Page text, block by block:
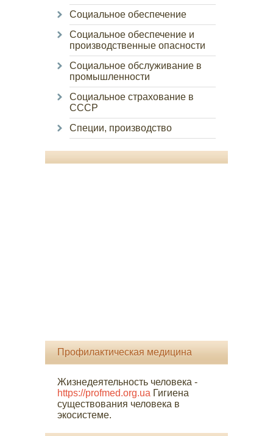
Социальное обеспечение
Социальное обеспечение и
производственные опасности
Социальное обслуживание в
промышленности
Социальное страхование в
СССР
Специи, производство
Профилактическая медицина
Жизнедеятельность человека -
https://profmed.org.ua Гигиена
существования человека в
экосистеме.